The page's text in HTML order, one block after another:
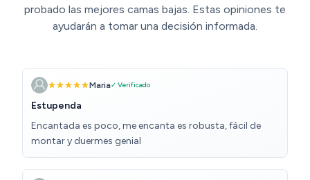
probado las mejores camas bajas. Estas opiniones te
ayudarán a tomar una decisión informada.
Maria✓ Verificado
Estupenda
Encantada es poco, me encanta es robusta, fácil de
montar y duermes genial